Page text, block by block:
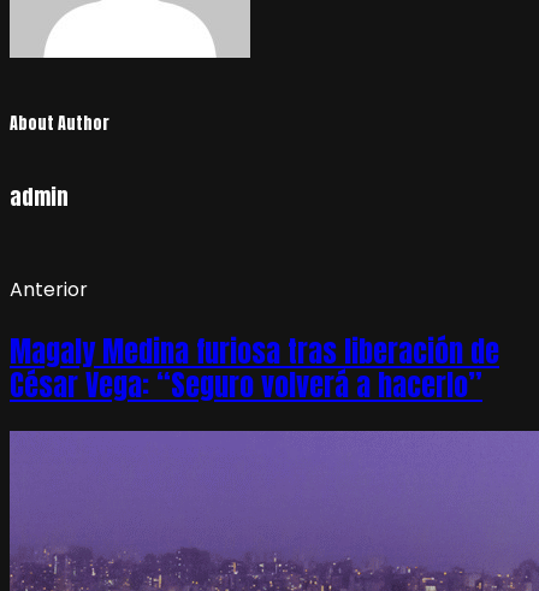
About Author
admin
Anterior
Magaly Medina furiosa tras liberación de
César Vega: “Seguro volverá a hacerlo”